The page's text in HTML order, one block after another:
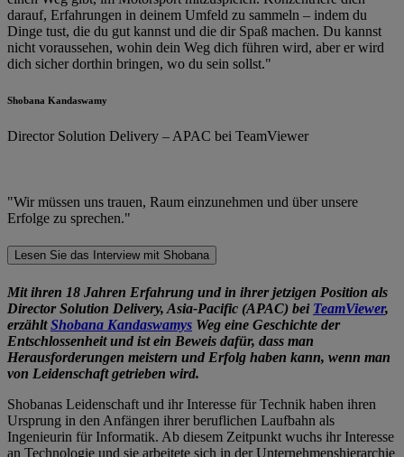
darauf, Erfahrungen in deinem Umfeld zu sammeln – indem du
Dinge tust, die du gut kannst und die dir Spaß machen. Du kannst
nicht voraussehen, wohin dein Weg dich führen wird, aber er wird
dich sicher dorthin bringen, wo du sein sollst."
Shobana Kandaswamy
Director Solution Delivery – APAC bei TeamViewer
"Wir müssen uns trauen, Raum einzunehmen und über unsere
Erfolge zu sprechen."
Lesen Sie das Interview mit Shobana
Mit ihren 18 Jahren Erfahrung und in ihrer jetzigen Position als
Director Solution Delivery, Asia-Pacific (APAC) bei TeamViewer,
erzähltShobana Kandaswamys Weg eine Geschichte der
Entschlossenheit und ist ein Beweis dafür, dass man
Herausforderungen meistern und Erfolg haben kann, wenn man
von Leidenschaft getrieben wird.
Shobanas Leidenschaft und ihr Interesse für Technik haben ihren
Ursprung in den Anfängen ihrer beruflichen Laufbahn als
Ingenieurin für Informatik. Ab diesem Zeitpunkt wuchs ihr Interesse
an Technologie und sie arbeitete sich in der Unternehmenshierarchie